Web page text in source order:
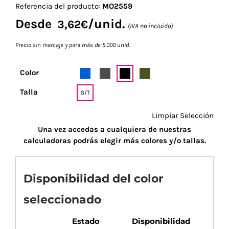
Referencia del producto: MO2559
Desde 3,62€/unid. (IVA no incluido)
Precio sin marcaje y para más de 5.000 unid.
Color
Talla S/T
Limpiar Selección
Una vez accedas a cualquiera de nuestras
calculadoras podrás elegir más colores y/o tallas.
Disponibilidad del color
seleccionado
Estado Disponibilidad